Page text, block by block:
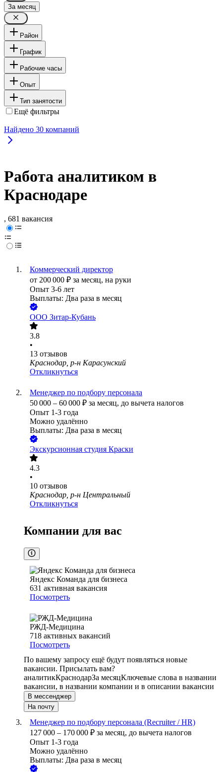
За месяц
Район
График
Рабочие часы
Опыт
Тип занятости
Ещё фильтры
Найдено 30 компаний
Работа аналитиком в
Краснодаре
, 681 вакансия
Коммерческий директор
от 200 000 ₽ за месяц, на руки
Опыт 3-6 лет
Выплаты: Два раза в месяц
ООО Зитар-Кубань
3.8
•
13 отзывов
Краснодар, р-н Карасунский
Откликнуться
Менеджер по подбору персонала
50 000 – 60 000 ₽ за месяц, до вычета налогов
Опыт 1-3 года
Можно удалённо
Выплаты: Два раза в месяц
Экскурсионная студия Краски
4.3
•
10 отзывов
Краснодар, р-н Центральный
Откликнуться
Компании для вас
Яндекс Команда для бизнеса
631 активная вакансия
Посмотреть
РЖД-Медицина
718 активных вакансий
Посмотреть
По вашему запросу ещё будут появляться новые
вакансии. Присылать вам?
аналитикКраснодарЗа месяцКлючевые слова в названии
вакансии, в названии компании и в описании вакансии
В мессенджер
На почту
Менеджер по подбору персонала (Recruiter / HR)
127 000 – 170 000 ₽ за месяц, до вычета налогов
Опыт 1-3 года
Можно удалённо
Выплаты: Два раза в месяц